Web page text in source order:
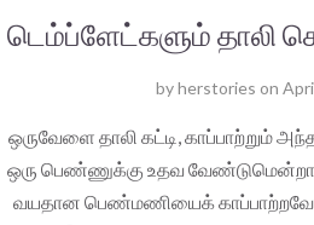
டெம்ப்ளேட்களும் தாலி
byherstories on
ஒருவேளை தாலி கட்டி, காப்பாற்றும்
ஒரு பெண்ணுக்கு உதவ
வயதான பெண்மணியைக்